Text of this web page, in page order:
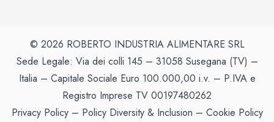
© 2026 ROBERTO INDUSTRIA ALIMENTARE SRL
Sede Legale: Via dei colli 145 – 31058 Susegana (TV) –
Italia – Capitale Sociale Euro 100.000,00 i.v. – P.IVA e
Registro Imprese TV 00197480262
Privacy Policy– Policy Diversity & Inclusion – Cookie Policy